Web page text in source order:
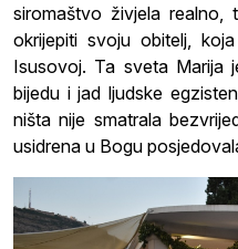
siromaštvo živjela
okrijepiti svoju obitelj,
Isusovoj. Ta sveta Marija
bijedu i jad ljudske
ništa nije smatrala
usidrena u Bogu